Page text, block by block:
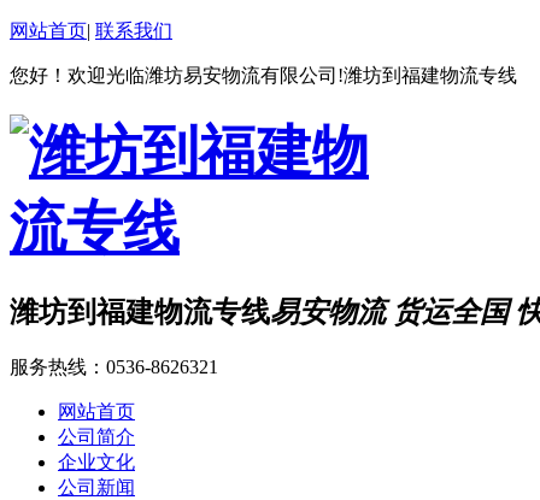
网站首页| 联系我们
您好！欢迎光临潍坊易安物流有限公司!潍坊到福建物流专线
潍坊到福建物流专线易安物流 货运全国
服务热线： 0536-8626321
网站首页
公司简介
企业文化
公司新闻